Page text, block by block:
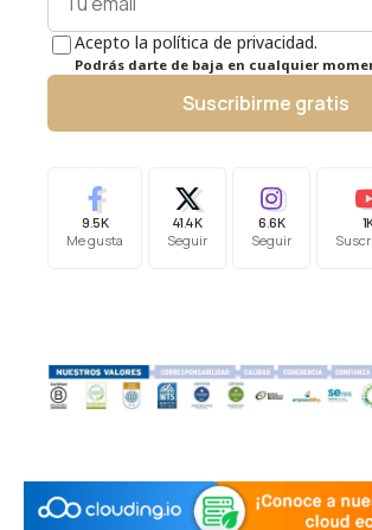
Acepto la política de privacidad.
Podrás darte de baja en cualquier
Suscribirme gratis
9.5K
Me gusta
41.4K
Seguir
6.6K
Seguir